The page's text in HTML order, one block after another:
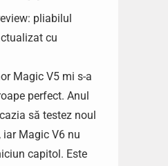
pliabilul
cu
Magic V5 mi s-a
perfect. Anul
să testez noul
Magic V6 nu
capitol. Este